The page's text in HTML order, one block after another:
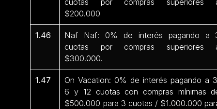
cuotas por compras superiores
$200.000
1.46
Naf Naf: 0% de interés pagando a
cuotas por compras superiores
$300.000.
1.47
On Vacation: 0% de interés pagando a
6 y 12 cuotas con compras mínimas
$500.000 para 3 cuotas / $1.000.000